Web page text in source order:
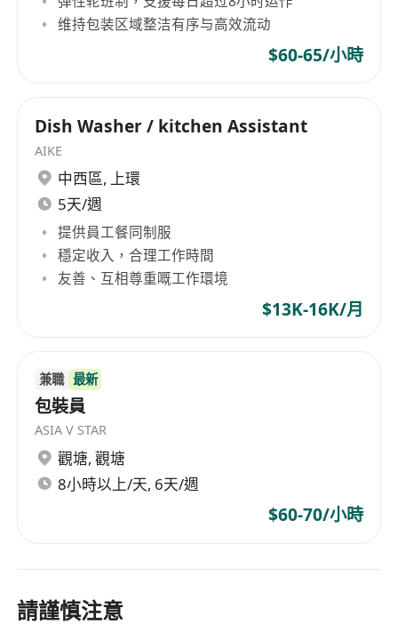
维持包装区域整洁有序与高效流动
$60-65/小時
Dish Washer / kitchen Assistant
AIKE
中西區, 上環
5天/週
提供員工餐同制服
穩定收入，合理工作時間
友善、互相尊重嘅工作環境
$13K-16K/月
兼職 最新
包裝員
ASIA V STAR
觀塘, 觀塘
8小時以上/天, 6天/週
$60-70/小時
請謹慎注意